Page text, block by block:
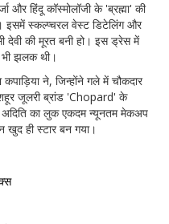
और हिंदू कॉस्मोलॉजी के 'ब्रह्मा' की
इसमें स्कल्प्चरल वेस्ट डिटेलिंग और
देवी की मूरत बनी हो। इस ड्रेस में
भी झलक थी।
ने, जिन्होंने गले में चौकदार
जूलरी ब्रांड 'Chopard' के
अदिति का लुक एकदम न्यूनतम मेकअप
खुद ही स्टार बन गया।